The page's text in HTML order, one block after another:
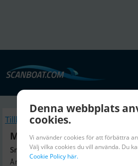
Tillbaka
Mamba 33
Snygg Och Välskött
Årsmodell 1989, Segelbåt till salu
Denna webbplats
cookies.
Vi använder cookies för att förbättra
Välj vilka cookies du vill använda. Du
Cookie Policy här.